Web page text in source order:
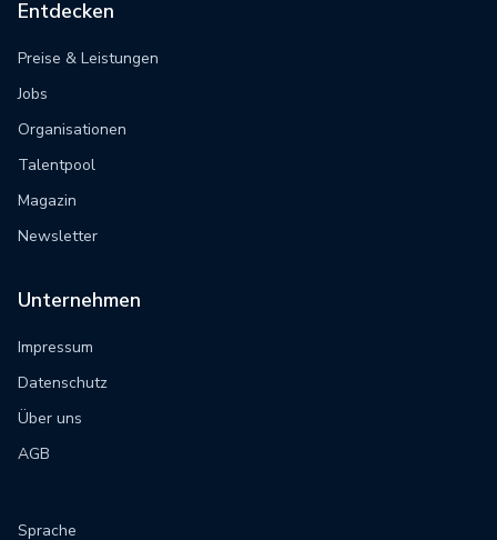
Entdecken
Preise & Leistungen
Jobs
Organisationen
Talentpool
Magazin
Newsletter
Unternehmen
Impressum
Datenschutz
Über uns
AGB
Sprache